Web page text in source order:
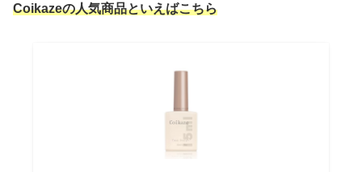
Coikazeの人気商品といえばこちら